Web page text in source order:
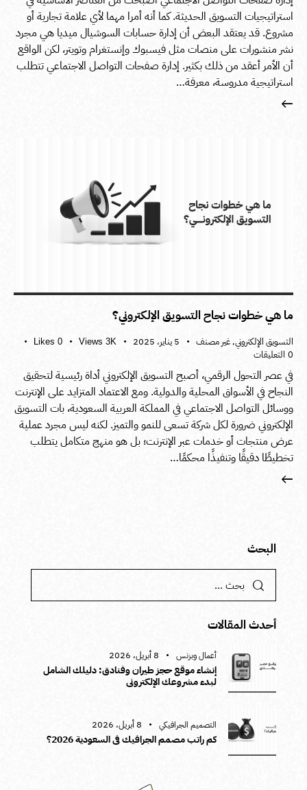
استراتيجيات التسويق الحديثة. كما أنه أمرا مهما لأي علامة تجارية أو
مشروع. قد يعتقد البعض أن إدارة حسابات السوشيال ميديا هي مجرد
نشر منشورات على منصات مثل فيسبوك وإنستغرام وتويتر، لكن الواقع
أن الأمر أعقد من ذلك بكثير. إدارة صفحات التواصل الاجتماعي تتطلب
استراتيجية مدروسة، معرفة…
ما هي خطوات نجاح التسويق الإلكتروني؟
التسويق الإلكتروني, غير مصنف 5 يناير، 2025 3K
Views
0
Likes
0 التعليقات
في عصر التحول الرقمي، أصبح التسويق الإلكتروني أداة رئيسية لتحقيق
النجاح في الأسواق المحلية والدولية. ومع الاعتماد المتزايد على الإنترنت
ووسائل التواصل الاجتماعي في المملكة العربية السعودية، بات التسويق
الإلكتروني ضرورة لكل شركة تسعى للنمو والتميز. لكنه ليس مجرد عملية
عرض منتجات أو خدمات عبر الإنترنت؛ بل هو منهج متكامل يتطلب
تخطيطًا دقيقًا وتنفيذًا محكمًا…
البحث
أحدث المقالات
أعمال وبزنس 8 أبريل، 2026
إنشاء موقع حجز طيران وفنادق: دليلك الشامل
لبدء مشروعك الإلكتروني
التصميم الجرافيكي 8 أبريل، 2026
كم راتب مصمم الجرافيك في السعودية 2026؟